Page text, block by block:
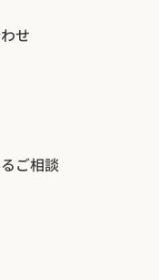
せ
ご相談